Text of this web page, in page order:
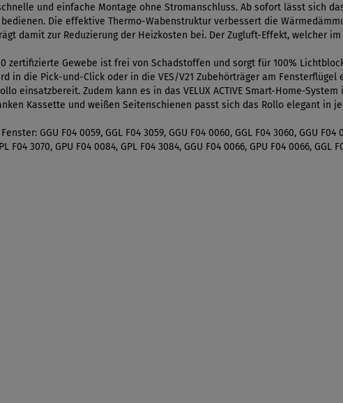
und einfache Montage ohne Stromanschluss. Ab sofort lässt sich
Die effektive Thermo-Wabenstruktur verbessert die
damit zur Reduzierung der Heizkosten bei. Der Zugluft-Effekt, welcher
zertifizierte Gewebe ist frei von Schadstoffen und sorgt für 100%
in die Pick-und-Click oder in die VES/V21 Zubehörträger am
einsatzbereit. Zudem kann es in das VELUX ACTIVE Smart-Home-
Kassette und weißen Seitenschienen passt sich das Rollo elegant in
GGU F04 0059, GGL F04 3059, GGU F04 0060, GGL F04 3060, GGU F04
F04 3070, GPU F04 0084, GPL F04 3084, GGU F04 0066, GPU F04 0066,